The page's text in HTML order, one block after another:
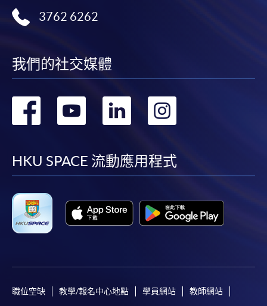
3762 6262
我們的社交媒體
轉
facebook
轉
youtube
轉
linkedin
轉
HKU SPACE 流動應用程式
職位空缺 教學/報名中心地點 學員網站 教師網站